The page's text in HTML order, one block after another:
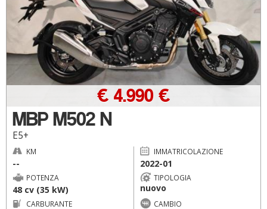
MBP M502 N
E5+
€ 4.990 €
KM
--
IMMATRICOLAZIONE
2022-01
POTENZA
48 cv (35 kW)
TIPOLOGIA
nuovo
CARBURANTE CAMBIO